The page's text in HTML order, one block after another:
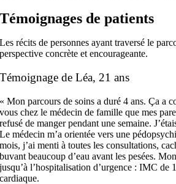
Témoignages de patients
Les récits de personnes ayant traversé le
perspective concrète et encourageante.
Témoignage de Léa, 21 ans
« Mon parcours de soins a duré 4 ans. Ça a
vous chez le médecin de famille que mes
refusé de manger pendant une semaine.
Le médecin m’a orientée vers une
mois, j’ai menti à toutes les consultations,
buvant beaucoup d’eau avant les pesées.
jusqu’à l’hospitalisation d’urgence : IMC de
cardiaque.